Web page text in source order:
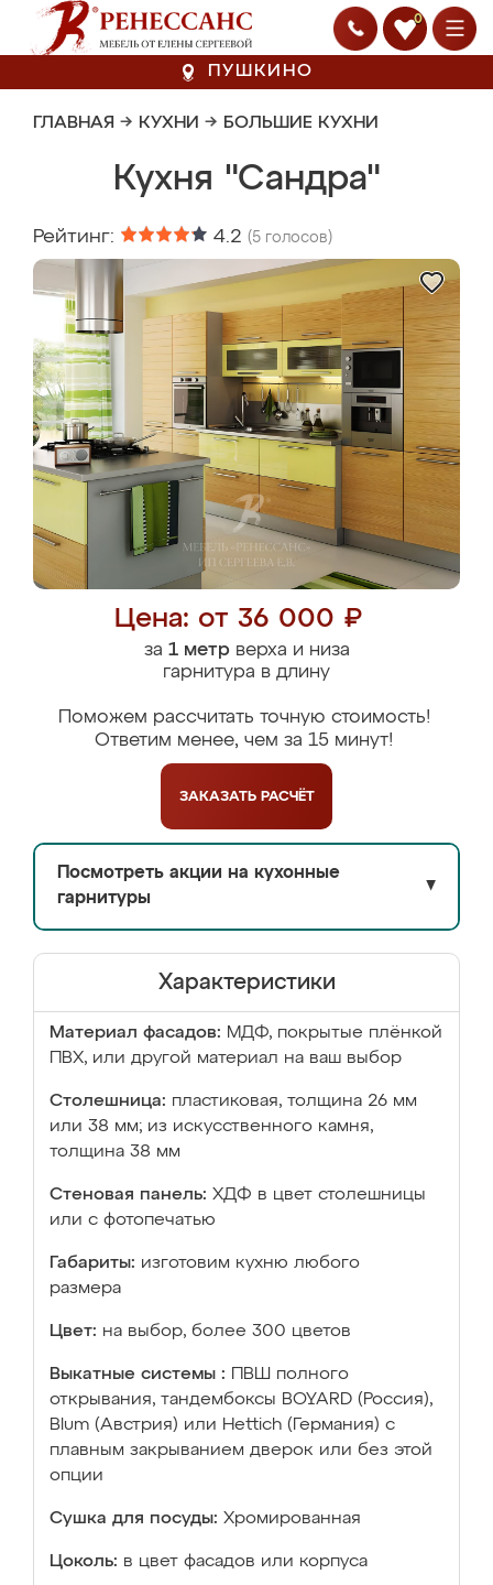
0
ПУШКИНО
ГЛАВНАЯ → КУХНИ → БОЛЬШИЕ КУХНИ
Кухня "Сандра"
Рейтинг: 4.2 (5 голосов)
Цена: от 36 000 ₽
за 1 метрверха и низа
гарнитура в длину
Поможем рассчитать точную стоимость!
Ответим менее, чем за 15 минут!
ЗАКАЗАТЬ РАСЧЁТ
Посмотреть акции на кухонные
гарнитуры
▼
Характеристики
Материал фасадов: МДФ, покрытые плёнкой
ПВХ, или другой материал на ваш выбор
Столешница: пластиковая, толщина 26 мм
или 38 мм; из искусственного камня,
толщина 38 мм
Стеновая панель: ХДФ в цвет столешницы
или с фотопечатью
Габариты: изготовим кухню любого
размера
Цвет: на выбор, более 300 цветов
Выкатные системы :
ПВШ полного
открывания, тандембоксы BOYARD (Россия),
Blum (Австрия) или Hettich (Германия) с
плавным закрыванием дверок или без этой
опции
Сушка для посуды: Хромированная
Цоколь: в цвет фасадов или корпуса